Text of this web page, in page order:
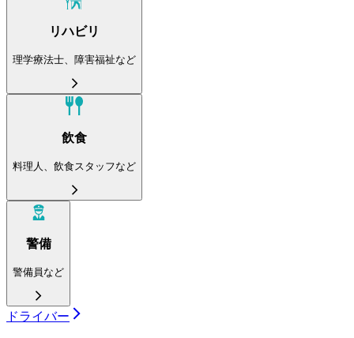
リハビリ
理学療法士、障害福祉など
飲食
料理人、飲食スタッフなど
警備
警備員など
ドライバー